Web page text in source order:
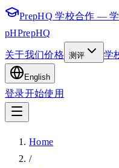
PrepHQ 学校合作 —
pHPrepHQ
关于我们价格 测评 学
English
登录开始使用
Home
/